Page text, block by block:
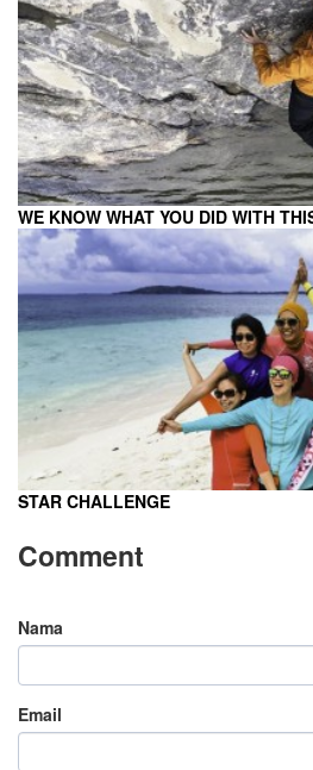
WE KNOW WHAT YOU DID WITH
STAR CHALLENGE
Comment
Nama
Email